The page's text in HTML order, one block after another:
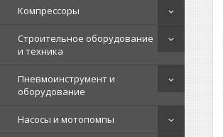
Компрессоры
Строительное оборудование
и техника
Пневмоинструмент и
оборудование
Насосы и мотопомпы